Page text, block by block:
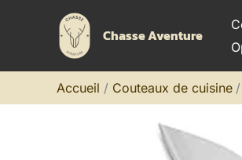
Chasse Aventure
Accueil Couteaux de cuisine